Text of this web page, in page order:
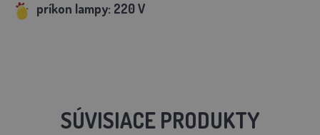
príkon lampy: 220 V
SÚVISIACE PRODUKTY